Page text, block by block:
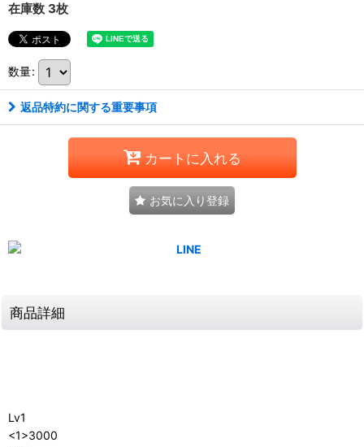
在庫数 3枚
数量:
返品特約に関する重要事項
カートに入れる
お気に入り登録
商品詳細
Lv1
<1>3000